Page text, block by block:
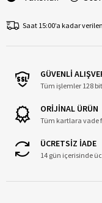
Saat 15:00’a kadar
GÜVENLİ
Tüm işlemler 128
ORİJİNAL ÜRÜN
Tüm kartlara vade
ÜCRETSİZ İADE
14 gün içerisinde